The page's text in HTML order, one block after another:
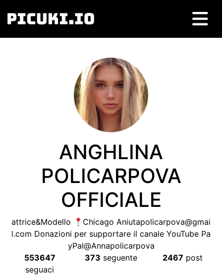
ANGHLINA
POLICARPOVA
OFFICIALE
attrice&Modello Chicago Aniutapolicarpova@gmai
l.com Donazioni per supportare il canale YouTube Pa
yPal@Annapolicarpova
553647
seguaci
373 seguente 2467 post